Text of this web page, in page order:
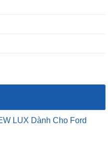
LUX Dành Cho Ford